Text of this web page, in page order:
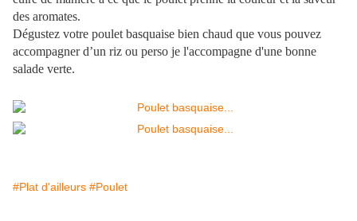
des aromates.
Dégustez votre poulet basquaise bien chaud que vous pouvez
accompagner d’un riz ou perso je l'accompagne d'une bonne
salade verte.
#Plat d'ailleurs #Poulet